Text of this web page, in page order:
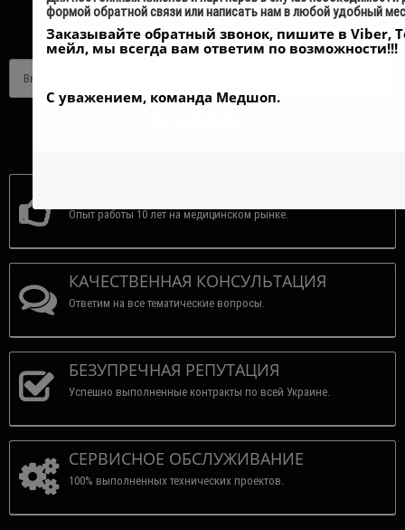
ПОДПИСАТЬСЯ НА РАССЫЛКУ
Опыт работы 10 лет на медицинском рынке.
КАЧЕСТВЕННАЯ КОНСУЛЬТАЦИЯ
Ответим на все тематические вопросы.
БЕЗУПРЕЧНАЯ РЕПУТАЦИЯ
Успешно выполненные контракты по всей Украине.
СЕРВИСНОЕ ОБСЛУЖИВАНИЕ
100% выполненных технических проектов.
формой обратной связи или написать нам в любой удобный
Заказывайте обратный звонок, пишите в Viber,
мейл, мы всегда вам ответим по возможности!!!
С уважением, команда Медшоп.